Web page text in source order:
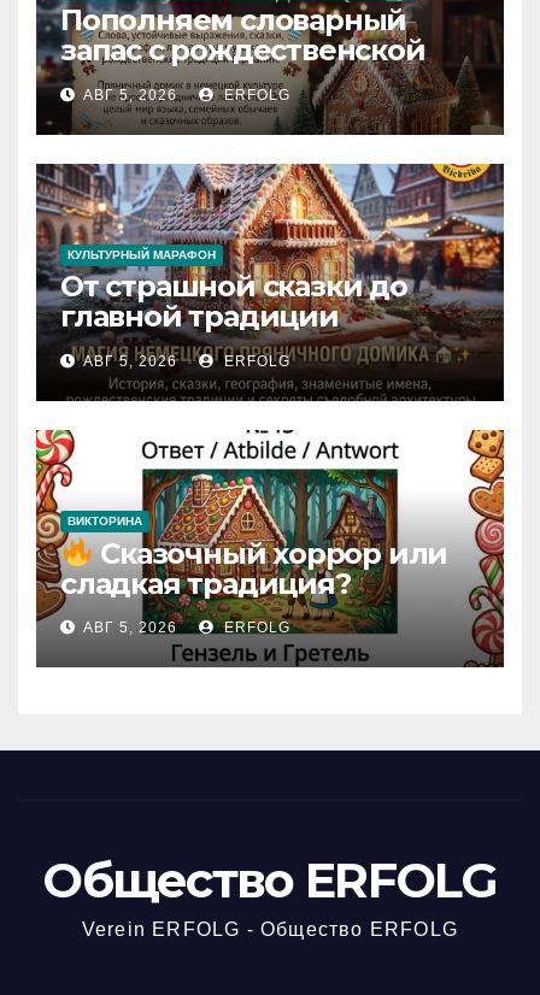
Пополняем словарный
запас с рождественской
сказкой! Учим немецкий
вместе с Lebkuchenhaus
АВГ 5, 2026 ERFOLG
КУЛЬТУРНЫЙ МАРАФОН
От страшной сказки до
главной традиции
Рождества: секреты
немецкого пряничного
домика!
АВГ 5, 2026 ERFOLG
ВИКТОРИНА
Сказочный хоррор или
сладкая традиция?
Открываем секреты
вчерашней викторины!
АВГ 5, 2026 ERFOLG
Общество ERFOLG
Verein ERFOLG - Общество ERFOLG